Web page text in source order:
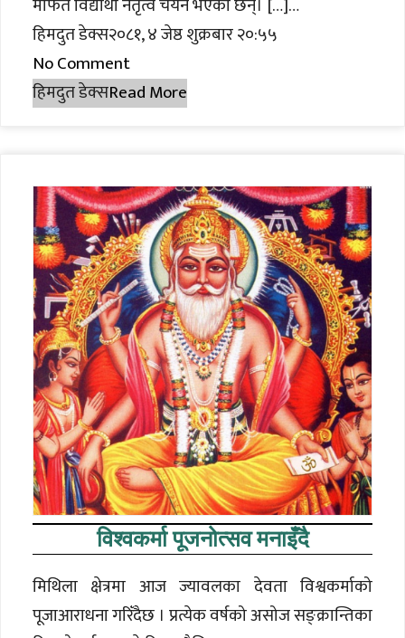
मार्फत विद्यार्थी नेतृत्व चयन भएका छन्। […]…
हिमदुत डेक्स२०८१, ४ जेष्ठ शुक्रबार २०:५५
No Comment
हिमदुत डेक्सRead More
विश्वकर्मा पूजनोत्सव मनाइँदै
मिथिला क्षेत्रमा आज ज्यावलका देवता विश्वकर्माको
पूजाआराधना गरिँदैछ । प्रत्येक वर्षको असोज सङ्क्रान्तिका